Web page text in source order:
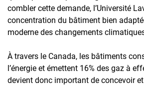
combler cette demande, l’Université
concentration du bâtiment bien
moderne des changements
À travers le Canada, les bâtiments
l’énergie et émettent 16% des gaz à
devient donc important de concevoir et